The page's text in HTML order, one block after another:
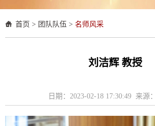
首页 > 团队队伍 > 名师风采
刘洁辉 教授
日期：2023-02-18 17:30:49 来源